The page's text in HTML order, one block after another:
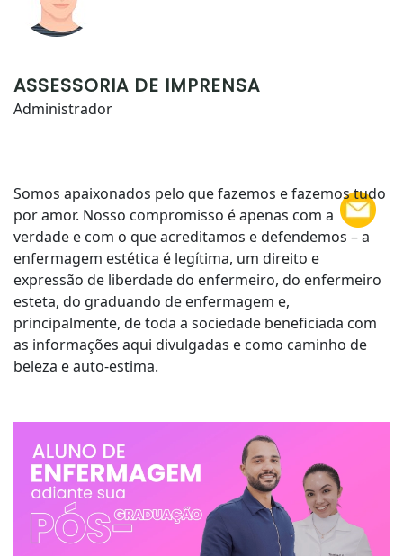
ASSESSORIA DE IMPRENSA
Administrador
Somos apaixonados pelo que fazemos e fazemos tudo
por amor. Nosso compromisso é apenas com a
verdade e com o que acreditamos e defendemos – a
enfermagem estética é legítima, um direito e
expressão de liberdade do enfermeiro, do enfermeiro
esteta, do graduando de enfermagem e,
principalmente, de toda a sociedade beneficiada com
as informações aqui divulgadas e como caminho de
beleza e auto-estima.